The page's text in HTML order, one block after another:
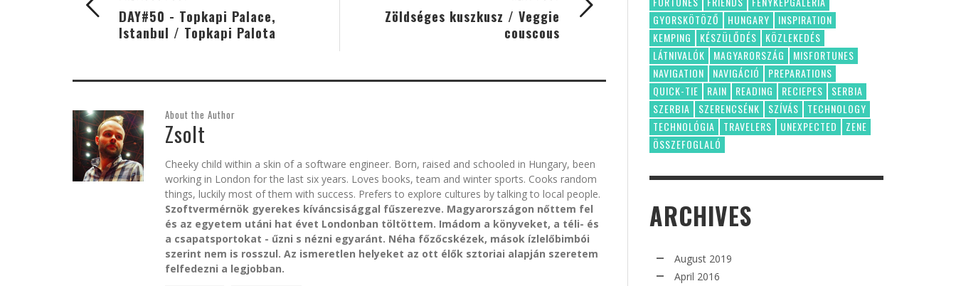
Zöldséges kuszkusz / Veggie
couscous
DAY#50 - Topkapi Palace,
Istanbul / Topkapi Palota
About the Author
Zsolt
Cheeky child within a skin of a software engineer. Born, raised and schooled in Hungary, been
working in London for the last six years. Loves books, team and winter sports. Cooks random
things, luckily most of them with success. Prefers to explore cultures by talking to local people.
Szoftvermérnök gyerekes kíváncsisággal fűszerezve. Magyarországon nőttem fel
és az egyetem utáni hat évet Londonban töltöttem. Imádom a könyveket, a téli- és
a csapatsportokat - űzni s nézni egyaránt. Néha főzőcskézek, mások ízlelőbimbói
szerint nem is rosszul. Az ismeretlen helyeket az ott élők sztoriai alapján szeretem
felfedezni a legjobban.
GYORSKÖTÖZŐ
HUNGARY
INSPIRATION
KEMPING
KÉSZÜLŐDÉS
KÖZLEKEDÉS
LÁTNIVALÓK
MAGYARORSZÁG
MISFORTUNES
NAVIGATION
NAVIGÁCIÓ
PREPARATIONS
QUICK-TIE
RAIN READING RECIEPES
SERBIA
SZERBIA
SZERENCSÉNK SZÍVÁS
TECHNOLOGY
TECHNOLÓGIA
TRAVELERS UNEXPECTED
ZENE
ÖSSZEFOGLALÓ
ARCHIVES
August 2019
April 2016